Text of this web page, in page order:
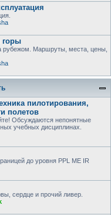
горы
рубежом. Маршруты, места, цены,
пилотирования,
полетов
Обсуждаются непонятные
учебных дисциплинах.
до уровня PPL ME IR
сердце и прочий ливер.